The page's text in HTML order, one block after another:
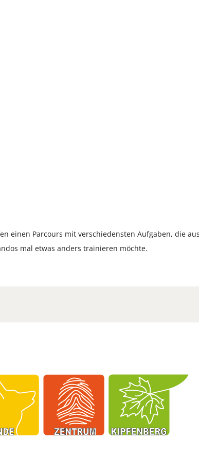
einen Parcours mit verschiedensten Aufgaben, die
mal etwas anders trainieren möchte.